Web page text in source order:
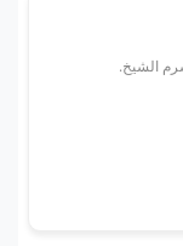
الشيخ.